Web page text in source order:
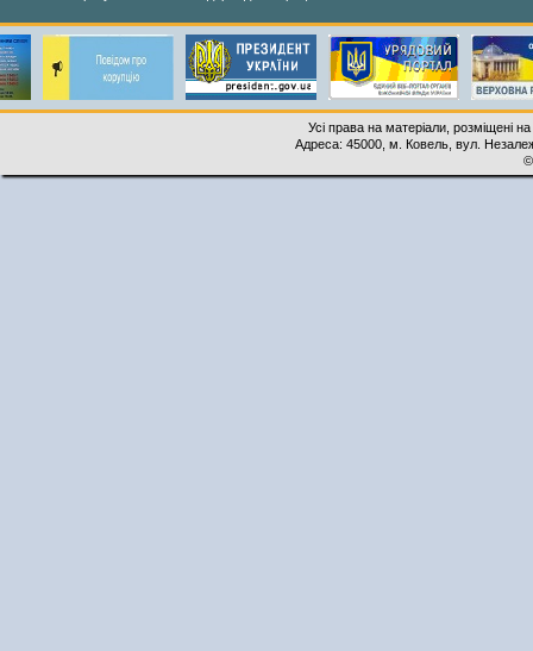
Усі права на матеріали, розміщені
Адреса: 45000, м. Ковель, вул.